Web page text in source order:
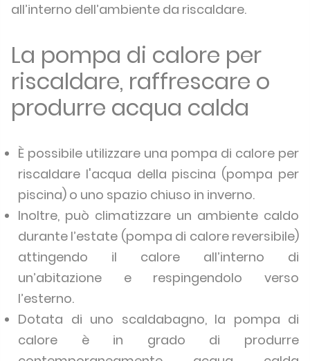
all’interno dell’ambiente da riscaldare.
La pompa di calore per
riscaldare, raffrescare o
produrre acqua calda
È possibile utilizzare una pompa di calore per
riscaldare l'acqua della piscina (pompa per
piscina) o uno spazio chiuso in inverno.
Inoltre, può climatizzare un ambiente caldo
durante l’estate (pompa di calore reversibile)
attingendo il calore all’interno di
un’abitazione e respingendolo verso
l’esterno.
Dotata di uno scaldabagno, la pompa di
calore è in grado di produrre